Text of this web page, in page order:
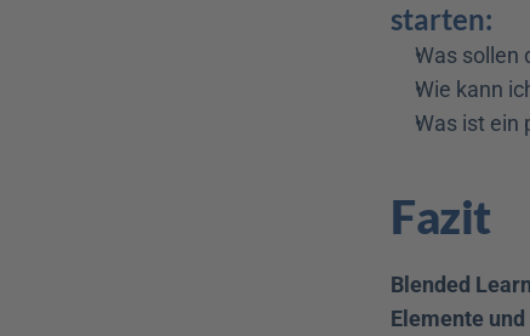
starten:
Was sollen
Wie kann
Was ist ein
Fazit
Blended
Elemente